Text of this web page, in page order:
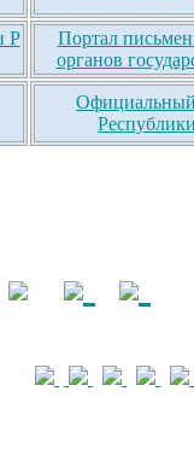
Р
Портал
органов
Официальный